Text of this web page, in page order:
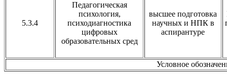
5.3.4
Педагогическая
психология,
психодиагностика
цифровых
образовательных сред
высшее подготовка
научных и НПК в
аспирантуре
Условное